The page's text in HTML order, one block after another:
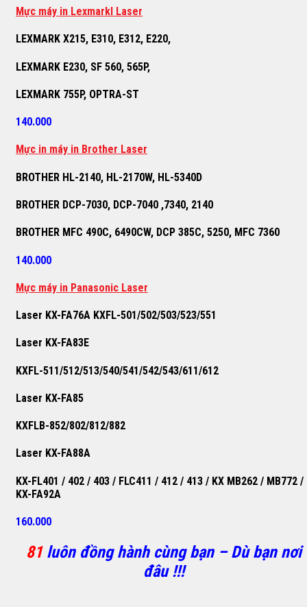
Mực máy in Lexmarkl Laser
LEXMARK X215, E310, E312, E220,
LEXMARK E230, SF 560, 565P,
LEXMARK 755P, OPTRA-ST
140.000
Mực in máy in Brother Laser
BROTHER HL-2140, HL-2170W, HL-5340D
BROTHER DCP-7030, DCP-7040 ,7340, 2140
BROTHER MFC 490C, 6490CW, DCP 385C, 5250, MFC 7360
140.000
Mực máy in Panasonic Laser
Laser KX-FA76A KXFL-501/502/503/523/551
Laser KX-FA83E
KXFL-511/512/513/540/541/542/543/611/612
Laser KX-FA85
KXFLB-852/802/812/882
Laser KX-FA88A
KX-FL401 / 402 / 403 / FLC411 / 412 / 413 / KX MB262 / MB772 /
KX-FA92A
160.000
81luôn đồng hành cùng bạn – Dù bạn nơi
đâu !!!